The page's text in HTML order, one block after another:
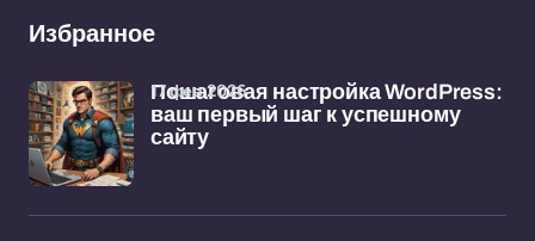
Избранное
Пошаговая настройка WordPress:
ваш первый шаг к успешному
сайту
17 фев 2026